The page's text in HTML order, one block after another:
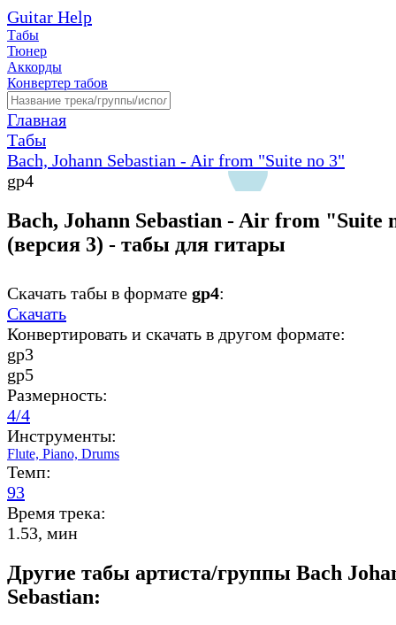
Guitar Help
Табы
Тюнер
Аккорды
Конвертер табов
Главная
Табы
Bach, Johann Sebastian - Air from "Suite no 3"
gp4
Bach, Johann Sebastian - Air from "Suite
(версия 3) - табы для гитары
Скачать табы в формате gp4:
Скачать
Конвертировать и скачать в другом формате:
gp3
gp5
Размерность:
4/4
Инструменты:
Flute, Piano, Drums
Темп:
93
Время трека:
1.53, мин
Другие табы артиста/группы Bach
Sebastian: